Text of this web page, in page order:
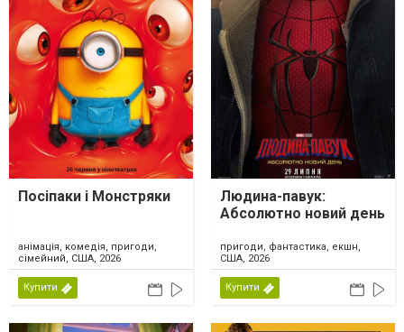
Посіпаки і Монстряки
анімація, комедія, пригоди,
сімейний, США, 2026
Купити
Людина-павук:
Абсолютно новий день
пригоди, фантастика, екшн,
США, 2026
Купити